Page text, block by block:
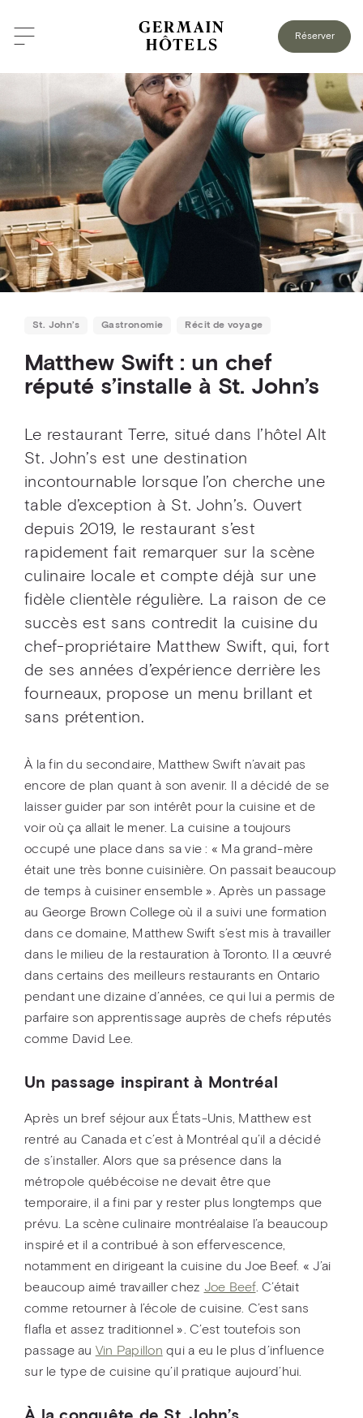
Réserver
St. John’s Gastronomie Récit de voyage
Matthew Swift : un chef
réputé s’installe à St. John’s
Le restaurant Terre, situé dans l’hôtel Alt
St. John’s est une destination
incontournable lorsque l’on cherche une
table d’exception à St. John’s. Ouvert
depuis 2019, le restaurant s’est
rapidement fait remarquer sur la scène
culinaire locale et compte déjà sur une
fidèle clientèle régulière. La raison de ce
succès est sans contredit la cuisine du
chef-propriétaire Matthew Swift, qui, fort
de ses années d’expérience derrière les
fourneaux, propose un menu brillant et
sans prétention.
À la fin du secondaire, Matthew Swift n’avait pas
encore de plan quant à son avenir. Il a décidé de se
laisser guider par son intérêt pour la cuisine et de
voir où ça allait le mener. La cuisine a toujours
occupé une place dans sa vie : « Ma grand-mère
était une très bonne cuisinière. On passait beaucoup
de temps à cuisiner ensemble ». Après un passage
au George Brown College où il a suivi une formation
dans ce domaine, Matthew Swift s’est mis à travailler
dans le milieu de la restauration à Toronto. Il a œuvré
dans certains des meilleurs restaurants en Ontario
pendant une dizaine d’années, ce qui lui a permis de
parfaire son apprentissage auprès de chefs réputés
comme David Lee.
Un passage inspirant à Montréal
Après un bref séjour aux États-Unis, Matthew est
rentré au Canada et c’est à Montréal qu’il a décidé
de s’installer. Alors que sa présence dans la
métropole québécoise ne devait être que
temporaire, il a fini par y rester plus longtemps que
prévu. La scène culinaire montréalaise l’a beaucoup
inspiré et il a contribué à son effervescence,
notamment en dirigeant la cuisine du Joe Beef. « J’ai
beaucoup aimé travailler chez Joe Beef. C’était
comme retourner à l’école de cuisine. C’est sans
flafla et assez traditionnel ». C’est toutefois son
passage au Vin Papillon qui a eu le plus d’influence
sur le type de cuisine qu’il pratique aujourd’hui.